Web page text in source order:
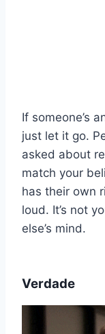
If someone’s
just let it go.
asked about
match your
has their own
loud. It’s not
else’s mind.
Verdade